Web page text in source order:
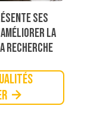
ses
la
recherche